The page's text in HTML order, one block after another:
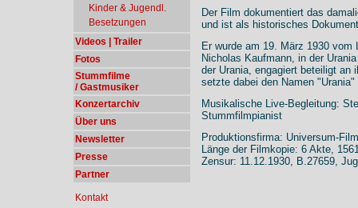
Kinder & Jugendl.
Besetzungen
Videos | Trailer
Fotos
Stummfilme
/ Gastmusiker
Konzertarchiv
Über uns
Newsletter
Presse
Partner
Kontakt
Der Film dokumentiert das
und ist als historisches
Er wurde am 19. März 1930 vom
Nicholas Kaufmann, in der
der Urania, engagiert beteiligt an
setzte dabei den Namen "Urania"
Musikalische Live-Begleitung:
Stummfilmpianist
Produktionsfirma: Universum-
Länge der Filmkopie: 6 Akte,
Zensur: 11.12.1930, B.27659,